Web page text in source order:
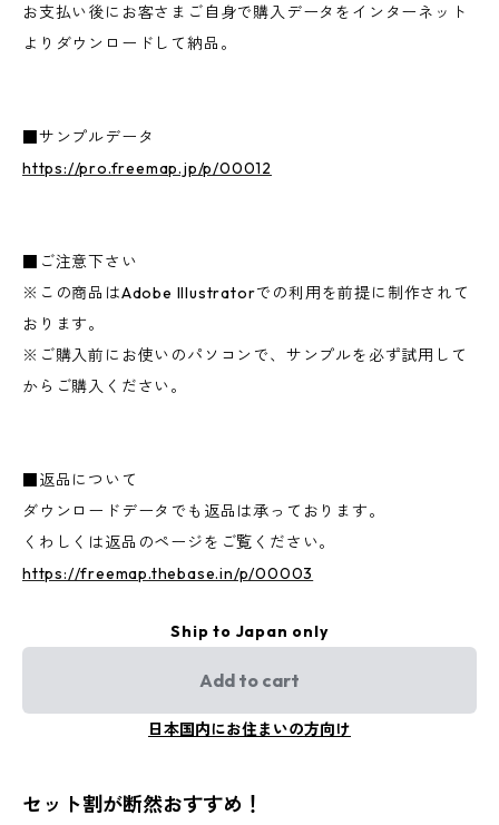
お支払い後にお客さまご自身で購入データをインターネット
よりダウンロードして納品。
■サンプルデータ
https://pro.freemap.jp/p/00012
■ご注意下さい
※この商品はAdobe Illustratorでの利用を前提に制作されて
おります。
※ご購入前にお使いのパソコンで、サンプルを必ず試用して
からご購入ください。
■返品について
ダウンロードデータでも返品は承っております。
くわしくは返品のページをご覧ください。
https://freemap.thebase.in/p/00003
Ship to Japan only
Add to cart
日本国内にお住まいの方向け
セット割が断然おすすめ！